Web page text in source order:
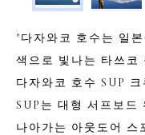
"다자와코 호수는 일
색으로 빛나는 타쓰코
다자와코 호수 SUP 크
SUP는 대형 서프보드
나아가는 아웃도어 스